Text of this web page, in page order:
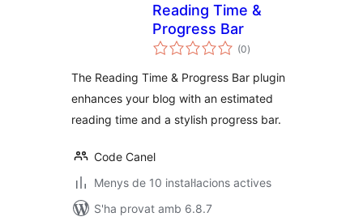
Reading Time &
Progress Bar
(0puntuacions
totals
)
The Reading Time & Progress Bar plugin
enhances your blog with an estimated
reading time and a stylish progress bar.
Code Canel
Menys de 10 instal·lacions actives
S'ha provat amb 6.8.7